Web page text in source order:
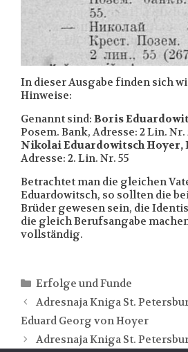
In dieser Ausgabe finden sich
Hinweise:
Genannt sind: Boris
Posem. Bank, Adresse: 2 Lin. Nr.
Nikolai Eduardowitsch Hoyer,
Adresse: 2. Lin. Nr. 55
Betrachtet man die gleichen
Eduardowitsch, so sollten die
Brüder gewesen sein, die
die gleich Berufsangabe
vollständig.
Kategorien
Erfolge und Funde
Adresnaja Kniga St.
Eduard Georg von Hoyer
Adresnaja Kniga St.